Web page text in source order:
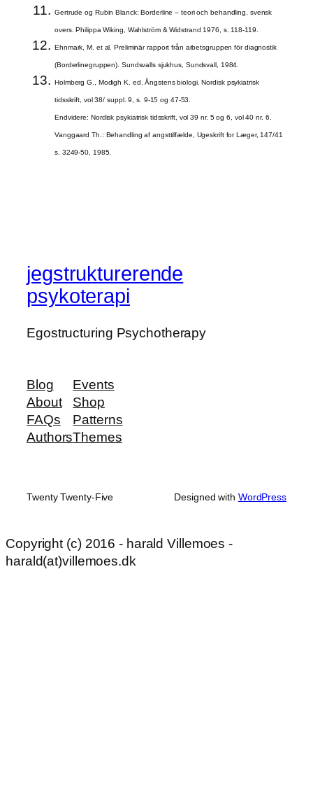
Gertrude og Rubin Blanck: Borderline – teori och behandling, svensk
overs. Philippa Wiking, Wahlström & Widstrand 1976, s. 118-119.
Ehnmark, M. et al. Preliminär rapport från arbetsgruppen för diagnostik
(Borderlinegruppen). Sundsvalls sjukhus, Sundsvall, 1984.
Holmberg G., Modigh K. ed. Ångstens biologi. Nordisk psykiatrisk
tidsskrift, vol 38/ suppl. 9, s. 9-15 og 47-53.
Endvidere: Nordisk psykiatrisk tidsskrift, vol 39 nr. 5 og 6, vol 40 nr. 6.
Vanggaard Th.: Behandling af angsttilfælde, Ugeskrift for Læger, 147/41
s. 3249-50, 1985.
jegstrukturerende
psykoterapi
Egostructuring Psychotherapy
Blog
About
FAQs
Authors
Events
Shop
Patterns
Themes
Twenty Twenty-Five Designed with WordPress
Copyright (c) 2016 - harald Villemoes -
harald(at)villemoes.dk